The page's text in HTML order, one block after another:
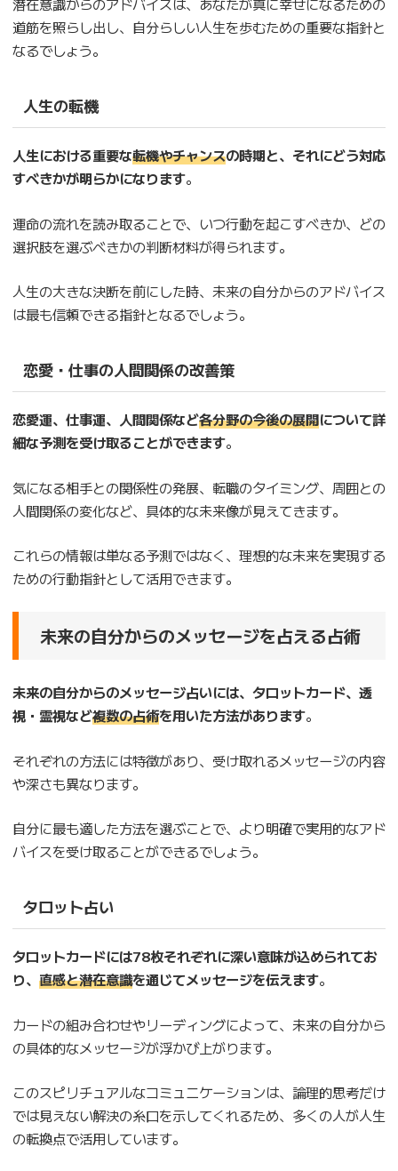
道筋を照らし出し、自分らしい人生を歩むための重要な指針と
なるでしょう。
人生の転機
人生における重要な転機やチャンスの時期と、それにどう対応
すべきかが明らかになります。
運命の流れを読み取ることで、いつ行動を起こすべきか、どの
選択肢を選ぶべきかの判断材料が得られます。
人生の大きな決断を前にした時、未来の自分からのアドバイス
は最も信頼できる指針となるでしょう。
恋愛・仕事の人間関係の改善策
恋愛運、仕事運、人間関係など各分野の今後の展開について詳
細な予測を受け取ることができます。
気になる相手との関係性の発展、転職のタイミング、周囲との
人間関係の変化など、具体的な未来像が見えてきます。
これらの情報は単なる予測ではなく、理想的な未来を実現する
ための行動指針として活用できます。
未来の自分からのメッセージを占える占術
未来の自分からのメッセージ占いには、タロットカード、透
視・霊視など複数の占術を用いた方法があります。
それぞれの方法には特徴があり、受け取れるメッセージの内容
や深さも異なります。
自分に最も適した方法を選ぶことで、より明確で実用的なアド
バイスを受け取ることができるでしょう。
タロット占い
タロットカードには78枚それぞれに深い意味が込められてお
り、 直感と潜在意識を通じてメッセージを伝えます。
カードの組み合わせやリーディングによって、未来の自分から
の具体的なメッセージが浮かび上がります。
このスピリチュアルなコミュニケーションは、論理的思考だけ
では見えない解決の糸口を示してくれるため、多くの人が人生
の転換点で活用しています。